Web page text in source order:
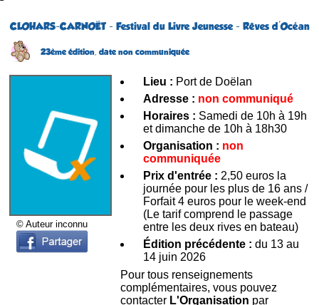
CLOHARS-CARNOËT - Festival du Livre Jeunesse - Rêves d'Océan
23ème édition, date non communiquée
© Auteur inconnu
Lieu : Port de Doëlan
Adresse : non communiqué
Horaires : Samedi de 10h à 19h
et dimanche de 10h à 18h30
Organisation : non
communiquée
Prix d'entrée : 2,50 euros la
journée pour les plus de 16 ans /
Forfait 4 euros pour le week-end
(Le tarif comprend le passage
entre les deux rives en bateau)
Édition précédente : du 13 au
14 juin 2026
Pour tous renseignements
complémentaires, vous pouvez
contacter L'Organisation par